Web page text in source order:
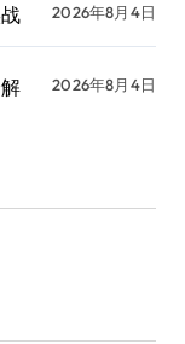
2026年8月4日
2026年8月4日